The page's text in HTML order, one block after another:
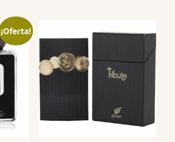
¡Oferta!